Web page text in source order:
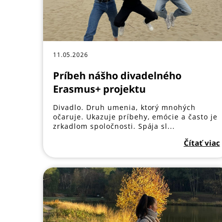
11.05.2026
Príbeh nášho divadelného
Erasmus+ projektu
Divadlo. Druh umenia, ktorý mnohých
očaruje. Ukazuje príbehy, emócie a často je
zrkadlom spoločnosti. Spája sl...
Čítať viac